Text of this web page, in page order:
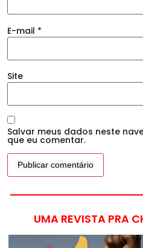
E-mail *
Site
Salvar meus dados neste
que eu comentar.
UMA REVISTA PRA